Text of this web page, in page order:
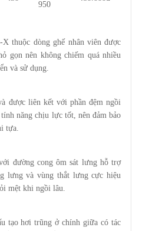
950
thuộc dòng ghế nhân viên được
gọn nên không chiếm quá nhiều
và sử dụng.
được liên kết với phần đệm ngồi
năng chịu lực tốt, nên đảm bảo
tựa.
đường cong ôm sát lưng hỗ trợ
lưng và vùng thắt lưng cực hiệu
mệt khi ngồi lâu.
tạo hơi trũng ở chính giữa có tác